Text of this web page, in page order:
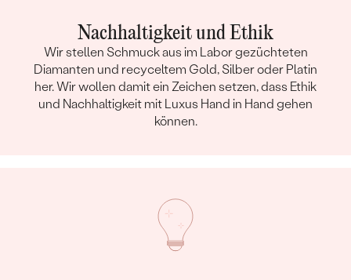
Nachhaltigkeit und Ethik
Wir stellen Schmuck aus im Labor gezüchteten
Diamanten und recyceltem Gold, Silber oder Platin
her. Wir wollen damit ein Zeichen setzen, dass Ethik
und Nachhaltigkeit mit Luxus Hand in Hand gehen
können.